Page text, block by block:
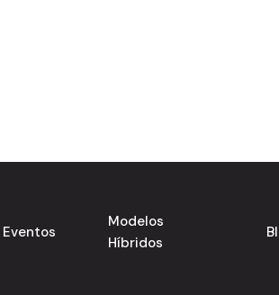
Eventos
Modelos
Híbridos